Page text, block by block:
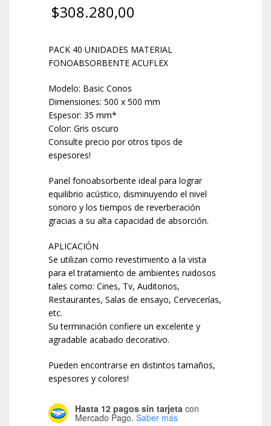
$308.280,00
PACK 40 UNIDADES MATERIAL
FONOABSORBENTE ACUFLEX
Modelo: Basic Conos
Dimensiones: 500 x 500 mm
Espesor: 35 mm*
Color: Gris oscuro
Consulte precio por otros tipos de
espesores!
Panel fonoabsorbente ideal para lograr
equilibrio acústico, disminuyendo el nivel
sonoro y los tiempos de reverberación
gracias a su alta capacidad de absorción.
APLICACIÓN
Se utilizan como revestimiento a la vista
para el tratamiento de ambientes ruidosos
tales como: Cines, Tv, Auditorios,
Restaurantes, Salas de ensayo, Cervecerías,
etc.
Su terminación confiere un excelente y
agradable acabado decorativo.
Pueden encontrarse en distintos tamaños,
espesores y colores!
Hasta 12 pagos sin tarjeta con
Mercado Pago. Saber más